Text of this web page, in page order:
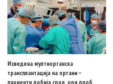
Изведена мултиорганска
трансплантација на органи –
пациенти добија срце, црн дроб,